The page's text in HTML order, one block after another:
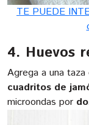
TE PUEDE
4. Huevos
Agrega a una
cuadritos de
microondas por